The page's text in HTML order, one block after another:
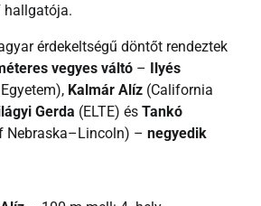
hallgatója.
érdekeltségű döntőt rendeztek
vegyes váltó – Ilyés
Kalmár Alíz (California
Gerda (ELTE) és Tankó
Nebraska–Lincoln) – negyedik